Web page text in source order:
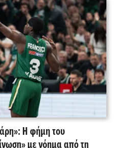
Η φήμη του